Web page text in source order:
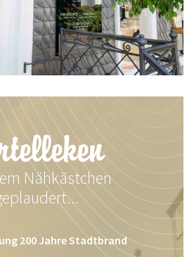
Nähkästchen
200 Jahre Stadtbrand